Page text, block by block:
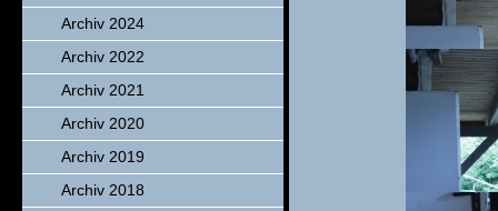
Archiv 2024
Archiv 2022
Archiv 2021
Archiv 2020
Archiv 2019
Archiv 2018